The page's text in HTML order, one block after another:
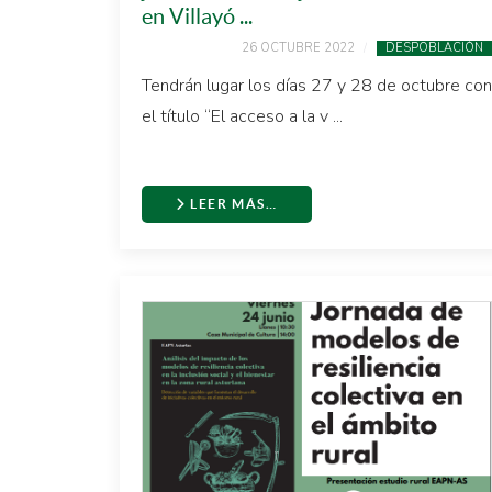
en Villayó ...
26 OCTUBRE 2022 DESPOBLACIÓN
Tendrán lugar los días 27 y 28 de octubre con
el título “El acceso a la v ...
LEER MÁS…